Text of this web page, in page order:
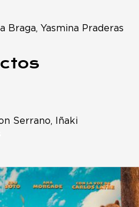
Braga, Yasmina Praderas
Serrano, Iñaki